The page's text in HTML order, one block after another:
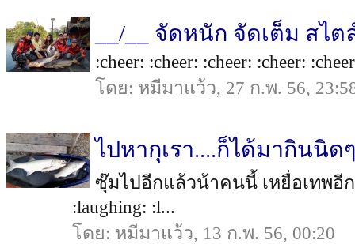
__/__ จัดหนัก จัดเต็ม สไ
:cheer: :cheer: :cheer: :cheer:
โดย: หมีมาแว้ว, 27 ก.พ. 56,
ไปหากุเรา....ก็ได้มากินนิ
ซุ๊มไปอีกแล้วน้าคนนี้ เหยื่อเทพอีก
:laughing: :l...
โดย: หมีมาแว้ว, 13 ก.พ. 56, 00:20